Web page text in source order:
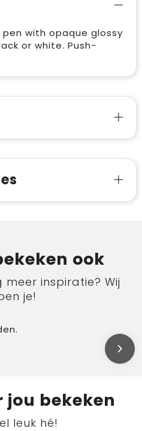
with opaque glossy
or white. Push-
ook
inspiratie? Wij
je!
jou bekeken
leuk hé!